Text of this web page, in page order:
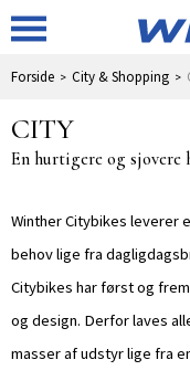
Forside City & Shopping
CITY
En hurtigere og sjovere
Winther Citybikes
behov lige fra
Citybikes har først og
og design. Derfor laves
masser af udstyr lige fra